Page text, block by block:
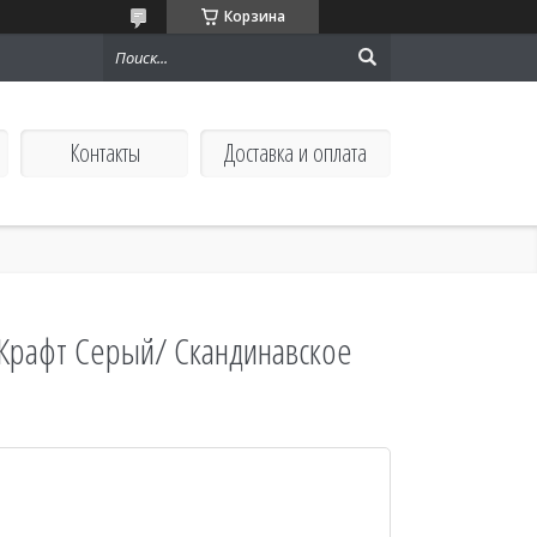
Корзина
Контакты Доставка и оплата
Серый/ Скандинавское